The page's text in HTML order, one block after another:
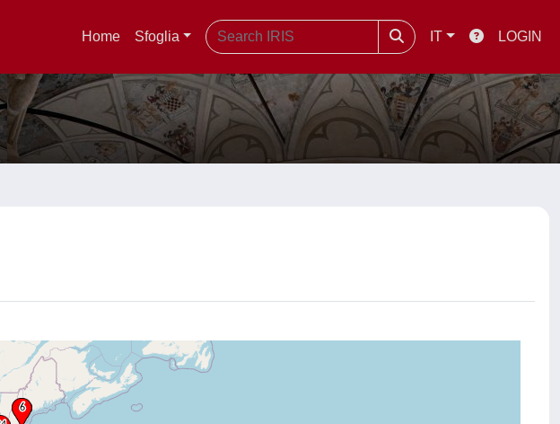
Home Sfoglia IT LOGIN